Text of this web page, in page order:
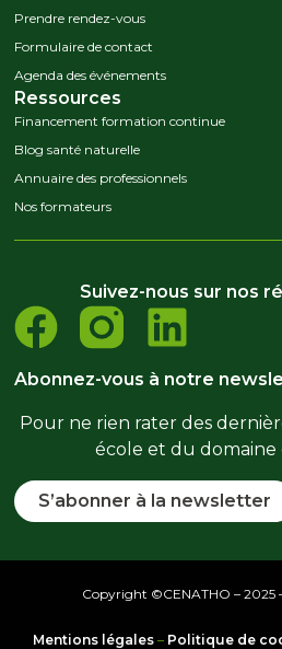
Prendre rendez-vous
Formulaire de contact
Agenda des événements
Ressources
Financement formation continue
Blog santé naturelle
Annuaire des professionnels
Nos formateurs
Suivez-nous sur nos
Abonnez-vous à notre
Pour ne rien rater des
école et du
S’abonner à la newsletter
Copyright ©CENATHO – 2025
Mentions légales– Politique de